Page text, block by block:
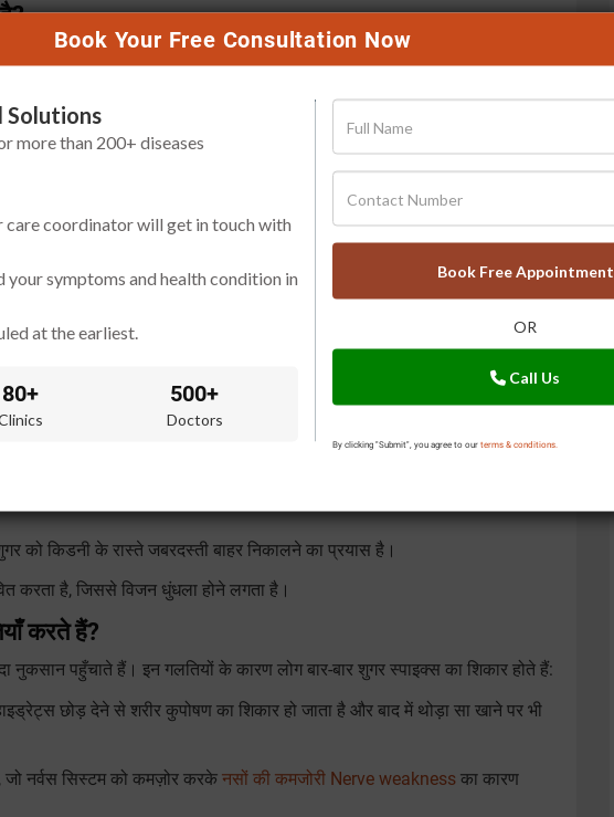
Book Your Free Consultation Now
Solutions
more than 200+ diseases
care coordinator will get in touch with
symptoms and health condition in
at the earliest.
80+ 500+
Doctors
Book Free Appointment
OR
Call Us
By clicking "Submit", you agree to ourterms & conditions.
करते हैं, तो वह केवल एक बाहरी नियंत्रण होता है। जैसे ही आप उस सख्त रूटीन से
सेल्स में धकेलती हैं, लेकिन इंसुलिन रेजिस्टेंस Insulin Resistance
हो जाती है।
Digestive Fire ठीक नहीं होती, शरीर भोजन से बनने वाले ग्लूकोज का सही से
Type 1 and Type 2 Diabetesमें से कुछ भी हो।
और कोर्टिसोल हार्मोन का बढ़ना शुगर लेवल को रातों-रात बढ़ा देता है, जिसे सिर्फ
सकता।
देते हैं?
संकेत देने लगता है। अगर इन खामोश अलार्म्स को नज़रअंदाज़ किया जाए, तो यह नर्वस
क्रोनिक फटीग Chronic Fatigue
महसूस होना।
को किडनी के रास्ते जबरदस्ती बाहर निकालने का प्रयास है।
करता है, जिससे विजन धुंधला होने लगता है।
करते हैं?
नुकसान पहुँचाते हैं। इन गलतियों के कारण लोग बार-बार शुगर स्पाइक्स का शिकार होते हैं:
छोड़ देने से शरीर कुपोषण का शिकार हो जाता है और बाद में थोड़ा सा खाने पर भी
नर्वस सिस्टम को कमज़ोर करके नसों की कमजोरी Nerve weakness का कारण